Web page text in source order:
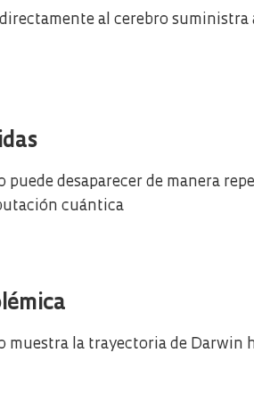
al cerebro suministra
puede desaparecer de manera
cuántica
muestra la trayectoria de Darwin